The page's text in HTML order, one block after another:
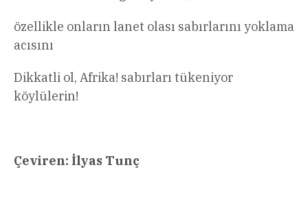
özellikle onların lanet olası sabırlarını yoklama
acısını
Dikkatli ol, Afrika! sabırları tükeniyor
köylülerin!
Çeviren: İlyas Tunç